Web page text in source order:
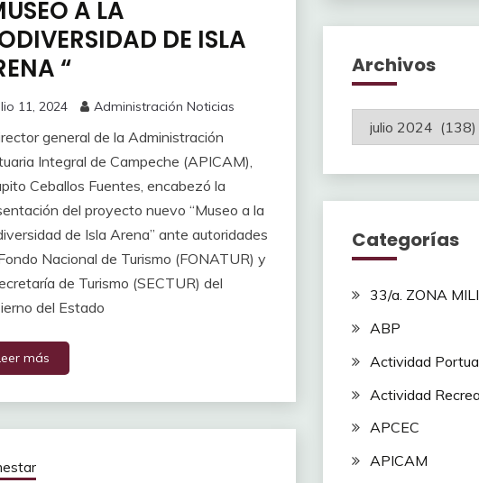
A LA
DE ISLA
“
11, 2024 Administración Noticias
general de la Administración
Integral de Campeche (APICAM),
Ceballos Fuentes, encabezó la
del proyecto nuevo “Museo a la
de Isla Arena” ante autoridades
Nacional de Turismo (FONATUR) y
de Turismo (SECTUR) del
del Estado
más
Archivos
Archivos
Categorías
33/a. ZONA
ABP
Actividad
Actividad
APCEC
APICAM